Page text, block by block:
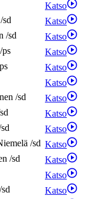
Katso
/sd
Katso
/sd
Katso
/ps
Katso
ps
Katso
Katso
/sd
Katso
sd
Katso
sd
Katso
/sd Katso
/sd
Katso
Katso
/sd
Katso